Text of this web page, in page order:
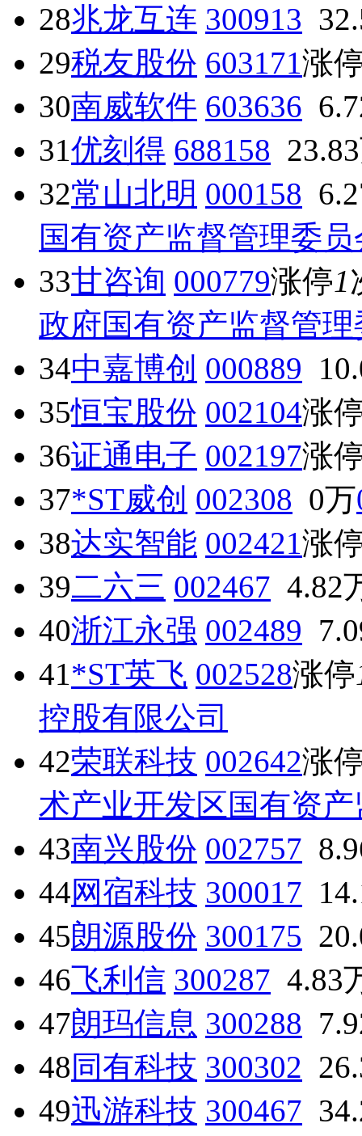
28兆龙互连 300913
29税友股份 603171涨
30南威软件 603636
31优刻得 688158
32常山北明 000158
国有资产监督管理委员
33甘咨询 000779涨停1
政府国有资产监督管
34中嘉博创 000889
35恒宝股份 002104涨
36证通电子 002197涨
37*ST威创 002308 0万
38达实智能 002421涨
39二六三 002467 4.82
40浙江永强 002489
41*ST英飞 002528涨停
控股有限公司
42荣联科技 002642涨
术产业开发区国有资
43南兴股份 002757
44网宿科技 300017
45朗源股份 300175
46飞利信 300287 4.83
47朗玛信息 300288
48同有科技 300302
49迅游科技 300467